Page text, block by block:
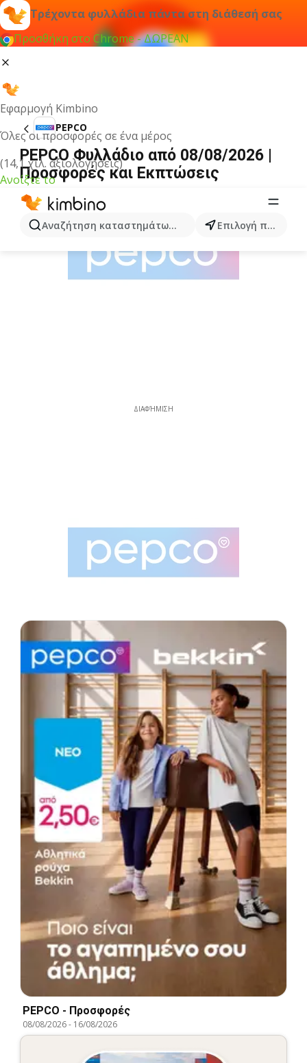
Τρέχοντα φυλλάδια πάντα στη διάθεσή σας
Προσθήκη στο Chrome - ΔΩΡΕΑΝ
Εφαρμογή Kimbino
Όλες οι προσφορές σε ένα μέρος
(14,1 χιλ. αξιολογήσεις)
Ανοίξτε το
Αναζήτηση καταστημάτων, κατηγοριών, προϊόντων...
Επιλογή πόλης
PEPCO
PEPCO Φυλλάδιο από 08/08/2026 |
Προσφορές και Εκπτώσεις
ΔΙΑΦΉΜΙΣΗ
PEPCO - Προσφορές
08/08/2026- 16/08/2026